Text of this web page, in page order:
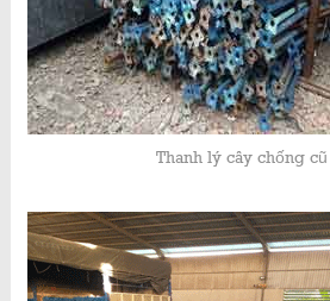
Thanh lý cây chống